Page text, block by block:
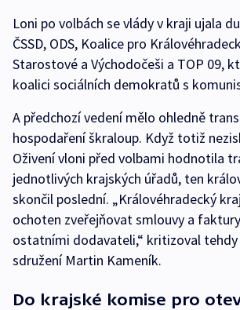
Loni po volbách se vlády v kraji ujala
ČSSD, ODS, Koalice pro
Starostové a Východočeši a TOP 09,
koalici sociálních demokratů s
A předchozí vedení mělo ohledně
hospodaření škraloup. Když totiž
Oživení vloni před volbami hodnotila
jednotlivých krajských úřadů, ten
skončil poslední. „Královéhradecký
ochoten zveřejňovat smlouvy a
ostatními dodavateli,“ kritizoval tehdy
sdružení Martin Kameník.
Do krajské komise pro